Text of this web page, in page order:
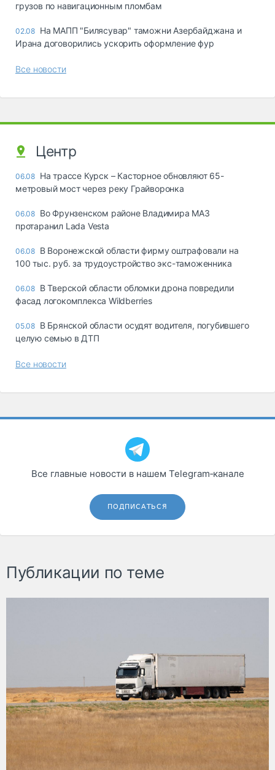
грузов по навигационным пломбам
02.08 На МАПП "Билясувар" таможни Азербайджана и
Ирана договорились ускорить оформление фур
Все новости
Центр
06.08 На трассе Курск – Касторное обновляют 65-
метровый мост через реку Грайворонка
06.08 Во Фрунзенском районе Владимира МАЗ
протаранил Lada Vesta
06.08 В Воронежской области фирму оштрафовали на
100 тыс. руб. за трудоустройство экс-таможенника
06.08 В Тверской области обломки дрона повредили
фасад логокомплекса Wildberries
05.08 В Брянской области осудят водителя, погубившего
целую семью в ДТП
Все новости
Все главные новости в нашем Telegram‑канале
ПОДПИСАТЬСЯ
Публикации по теме